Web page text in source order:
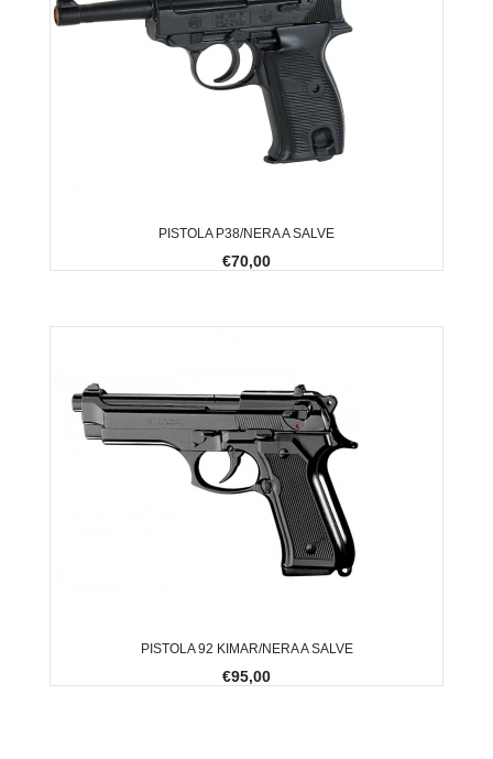
PISTOLA P38/NERA A SALVE
€70,00
PISTOLA 92 KIMAR/NERA A SALVE
€95,00